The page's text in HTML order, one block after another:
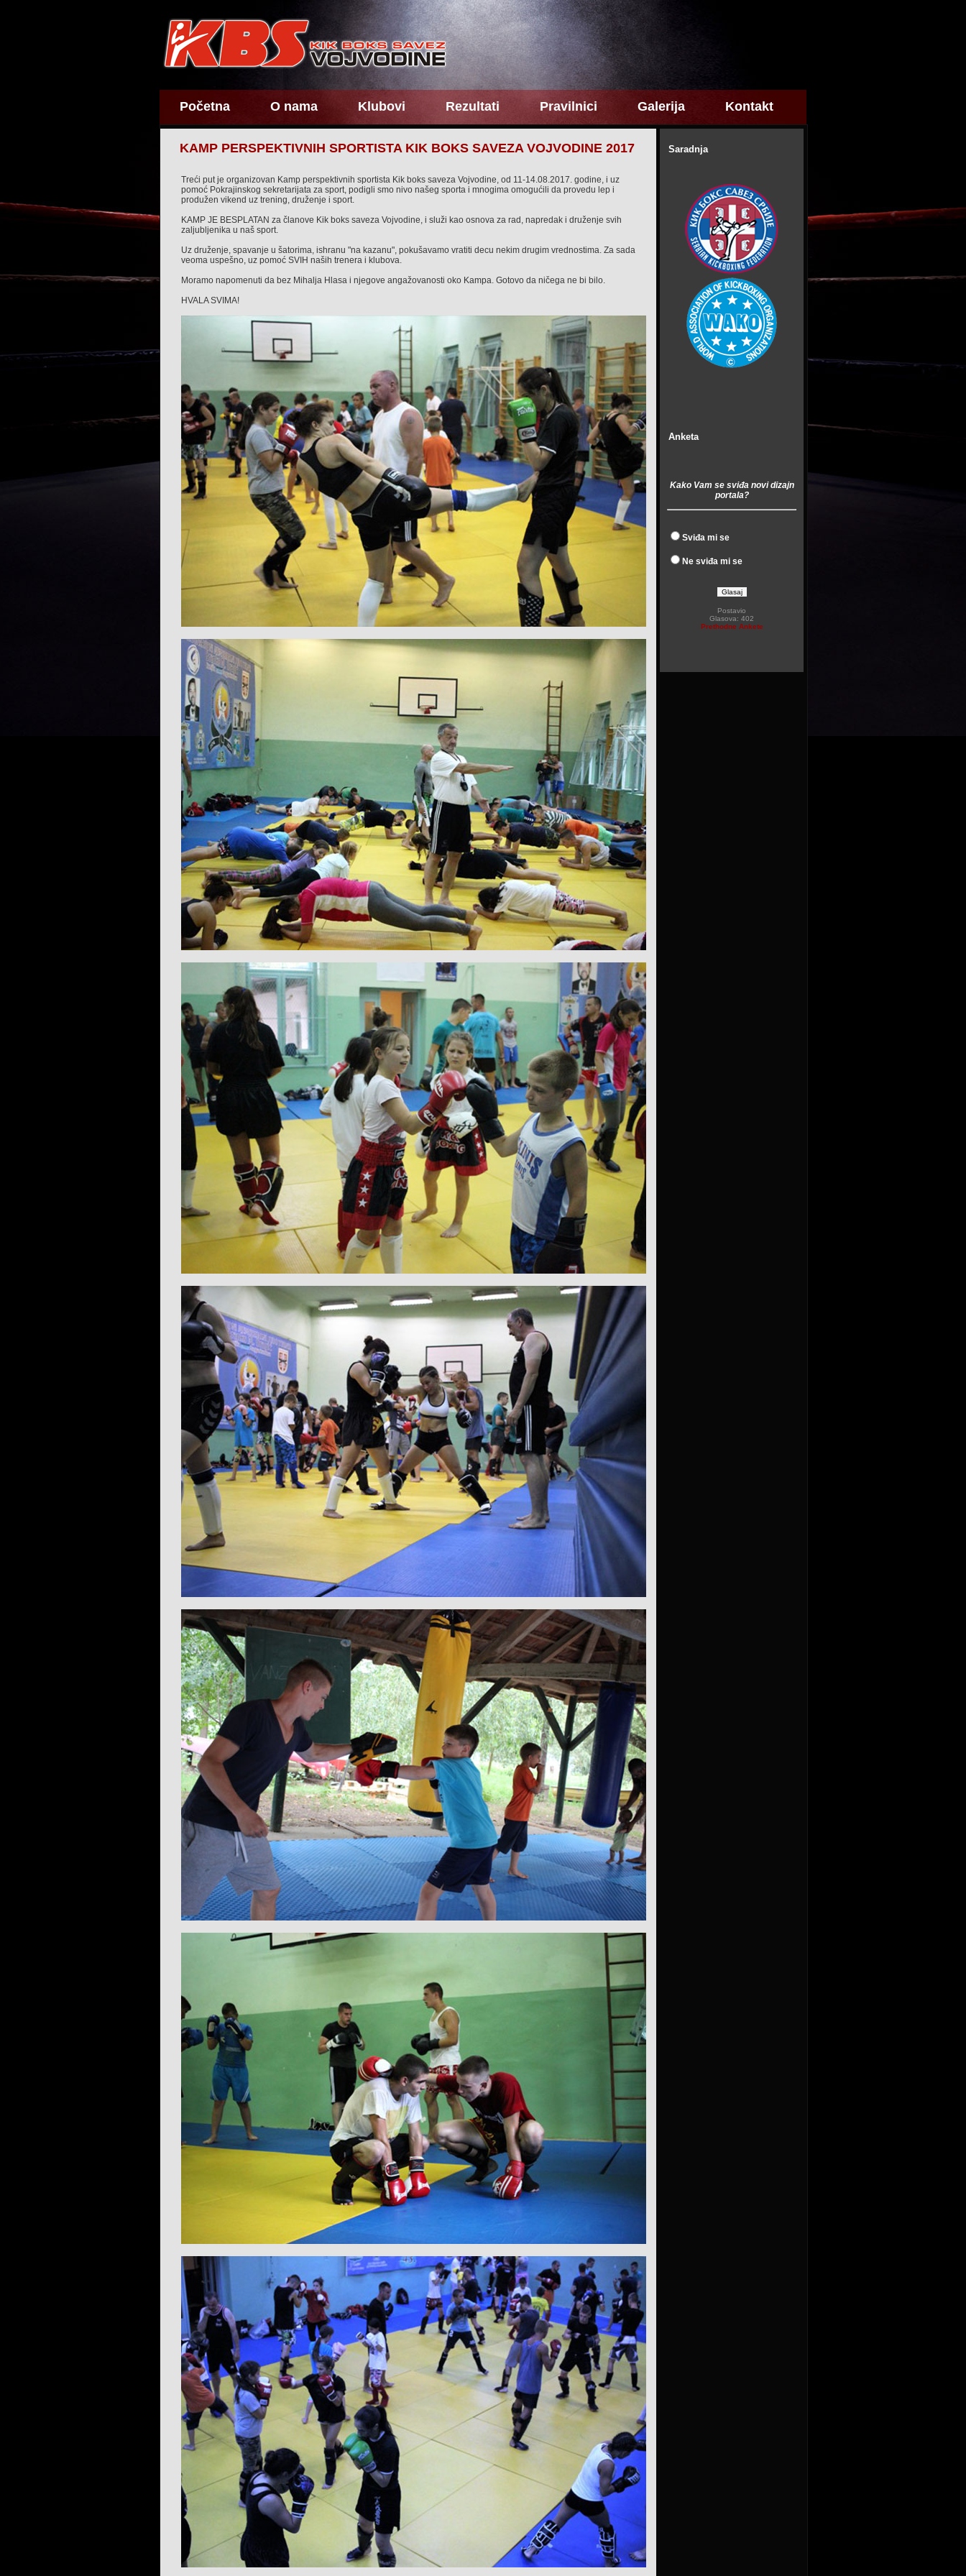
Početna O nama Klubovi Rezultati Pravilnici Galerija Kontakt
KAMP PERSPEKTIVNIH SPORTISTA KIK BOKS SAVEZA VOJVODINE 2017
Treći put je organizovan Kamp perspektivnih sportista Kik boks saveza Vojvodine, od 11-14.08.2017. godine, i uz
pomoć Pokrajinskog sekretarijata za sport, podigli smo nivo našeg sporta i mnogima omogućili da provedu lep i
produžen vikend uz trening, druženje i sport.
KAMP JE BESPLATAN za članove Kik boks saveza Vojvodine, i služi kao osnova za rad, napredak i druženje svih
zaljubljenika u naš sport.
Uz druženje, spavanje u šatorima, ishranu "na kazanu", pokušavamo vratiti decu nekim drugim vrednostima. Za sada
veoma uspešno, uz pomoć SVIH naših trenera i klubova.
Moramo napomenuti da bez Mihalja Hlasa i njegove angažovanosti oko Kampa. Gotovo da ničega ne bi bilo.
HVALA SVIMA!
Saradnja
Anketa
Kako Vam se sviđa novi dizajn
portala?
Sviđa mi se
Ne sviđa mi se
Postavio
Glasova: 402
Prethodne Ankete